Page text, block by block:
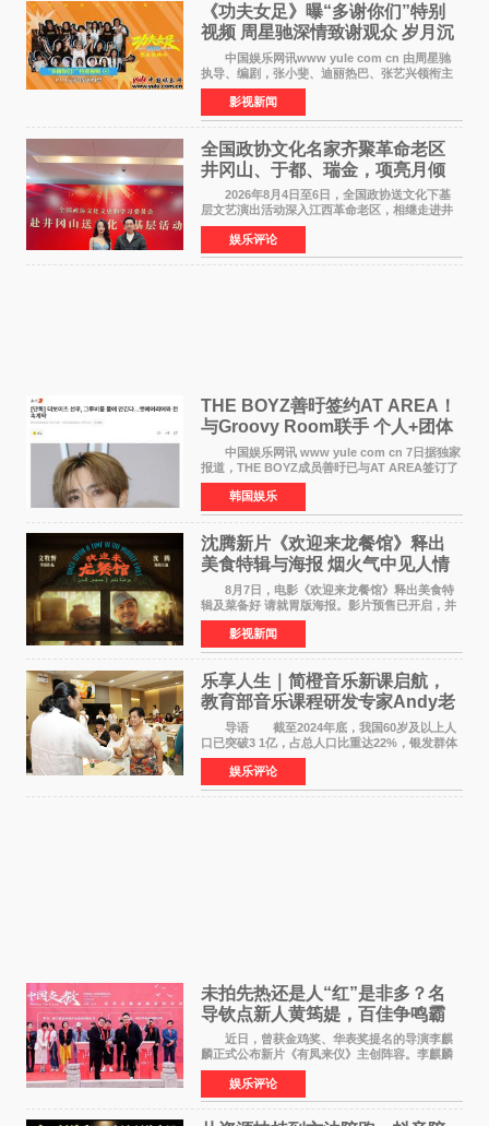
《功夫女足》曝“多谢你们”特别
视频 周星驰深情致谢观众 岁月沉
淀不灭初心
中国娱乐网讯www yule com cn 由周星驰
执导、编剧，张小斐、迪丽热巴、张艺兴领衔主
演，刘嘉玲、佐藤健特别出演，艾米、雪野、蔡
思贝、胡予安、倪好特别介绍的喜剧电影《功夫
女足》释出多谢你
影视新闻
全国政协文化名家齐聚革命老区
井冈山、于都、瑞金，项亮月倾
情献唱《桃花谣》致敬红色沃土
2026年8月4日至6日，全国政协送文化下基
层文艺演出活动深入江西革命老区，相继走进井
冈山、于都长征出发地、瑞金三地。由全国政协
文化文史和学习委员会副主任、甘肃省政协原主
席欧阳坚率团，一
娱乐评论
THE BOYZ善旴签约AT AREA！
与Groovy Room联手 个人+团体
活动并行
中国娱乐网讯 www yule com cn 7日据独家
报道，THE BOYZ成员善旴已与AT AREA签订了
专属合约。AT AREA是由知名制作人组合
Groovy Room创立的hip-hop厂牌，旗下拥有多
位实力派音乐人，在韩
韩国娱乐
沈腾新片《欢迎来龙餐馆》释出
美食特辑与海报 烟火气中见人情
温暖
8月7日，电影《欢迎来龙餐馆》释出美食特
辑及菜备好 请就胃版海报。影片预售已开启，并
将于8月8日至10日14:00-21:00举行全国超前点
映。电影《欢迎来龙餐馆》作为战争美食喜剧大
片，讲述了中国
影视新闻
乐享人生｜简橙音乐新课启航，
教育部音乐课程研发专家Andy老
师重磅入驻领航银龄琴声
导语 截至2024年底，我国60岁及以上人
口已突破3 1亿，占总人口比重达22%，银发群体
的精神文化需求日益凸显。2024年1月，国务院办
公厅印发《关于发展银发经济增进老年人福祉的
意见》——这是
娱乐评论
未拍先热还是人“红”是非多？名
导钦点新人黄筠媞，百佳争鸣霸
气回应
近日，曾获金鸡奖、华表奖提名的导演李麒
麟正式公布新片《有凤来仪》主创阵容。李麒麟
早年凭电影《华容道》获得金鸡奖、华表奖提
名，此后长期参与国内外电影制作，其担任制片
人参与的作品亦曾
娱乐评论